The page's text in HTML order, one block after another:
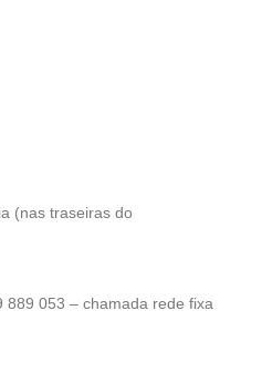
(nas traseiras do
889 053 – chamada rede fixa